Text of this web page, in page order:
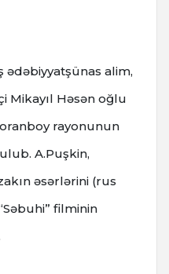
ədəbiyyatşünas alim,
Mikayıl Həsən oğlu
rayonunun
A.Puşkin,
əsərlərini (rus
filminin